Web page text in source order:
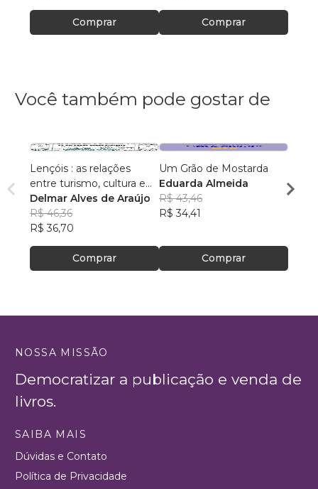
Comprar Comprar
Você também pode gostar de
Lençóis : as relações
entre turismo, cultura e
ambiente
Delmar Alves de Araújo
R$ 46,36
R$ 36,70
Comprar
Um Grão de Mostarda
Eduarda Almeida
R$ 43,46
R$ 34,41
Comprar
Aulas
NOSSA MISSÃO
Democratizar a publicação e venda de
livros.
SAIBA MAIS
Dúvidas e Contato
Política de Privacidade